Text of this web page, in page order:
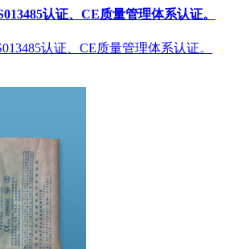
认证、CE质量管理体系认证。
认证、CE质量管理体系认证。